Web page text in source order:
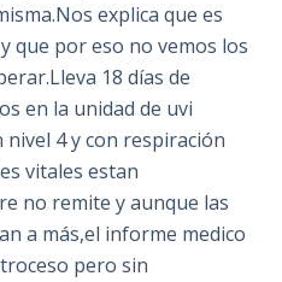
explica que es
que por eso no vemos los
18 días de
en la unidad de uvi
4 y con respiración
vitales estan
no remite y aunque las
a más,el informe medico
pero sin